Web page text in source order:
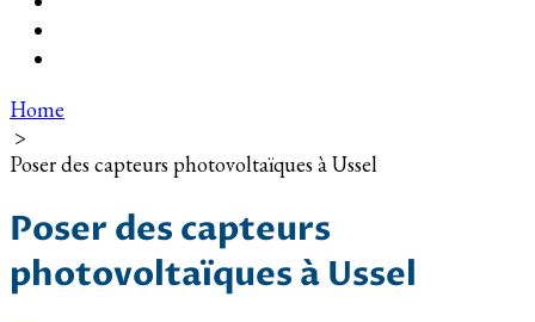
Home
>
Poser des capteurs photovoltaïques à Ussel
Poser des capteurs
photovoltaïques à Ussel